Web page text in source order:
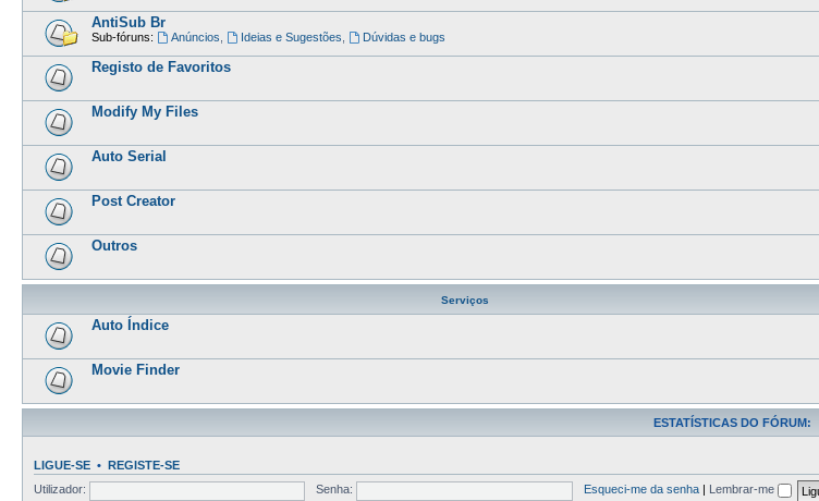
AntiSub Br
Sub-fóruns: Anúncios Ideias e Sugestões Dúvidas e bugs
Registo de Favoritos
Modify My Files
Auto Serial
Post Creator
Outros
Serviços
Auto Índice
Movie Finder
ESTATÍSTICAS DO FÓRUM:
LIGUE-SE • REGISTE-SE
Utilizador:
Senha: Esqueci-me da senha Lembrar-me